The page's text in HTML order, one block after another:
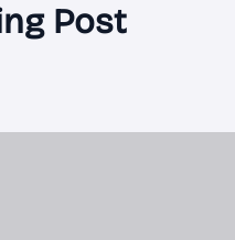
Post